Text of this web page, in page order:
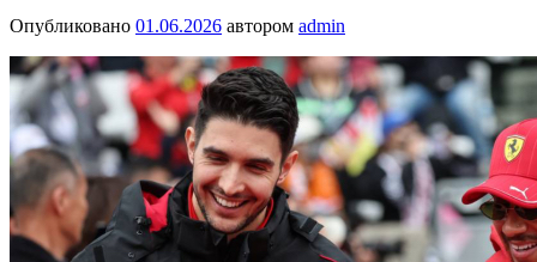
Опубликовано 01.06.2026 автором admin